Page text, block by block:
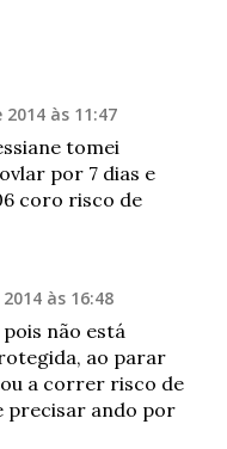
às 11:47
tomei
por 7 dias e
coro risco de
às 16:48
não está
ao parar
a correr risco de
precisar ando por